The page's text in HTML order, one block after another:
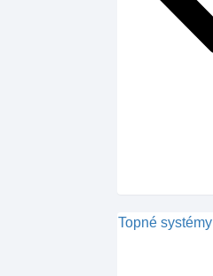
Topné systémy